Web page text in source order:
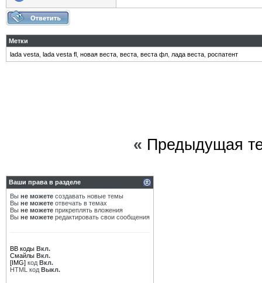
Метки
lada vesta lada vesta fl новая веста веста веста фл лада веста роспатент
« Предыдущая
Ваши права в разделе
Вы не можете создавать новые темы
Вы не можете отвечать в темах
Вы не можете прикреплять вложения
Вы не можете редактировать свои сообщения
BB коды Вкл.
Смайлы Вкл.
[IMG] код Вкл.
HTML код Выкл.